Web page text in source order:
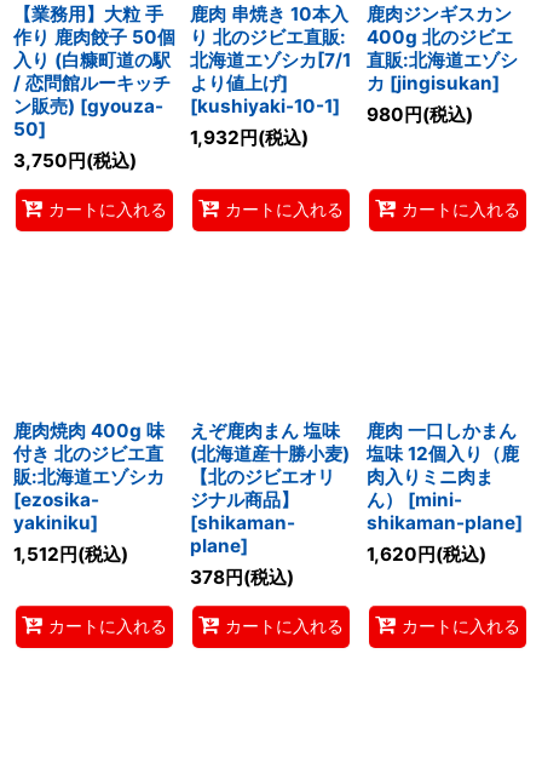
【業務用】大粒 手
作り 鹿肉餃子 50個
入り (白糠町道の駅
/ 恋問館ルーキッチ
ン販売) [gyouza-
50]
3,750円(税込)
カートに入れる
鹿肉 串焼き 10本入
り 北のジビエ直販:
北海道エゾシカ[7/1
より値上げ]
[kushiyaki-10-1]
1,932円(税込)
カートに入れる
鹿肉ジンギスカン
400g 北のジビエ
直販:北海道エゾシ
カ [jingisukan]
980円(税込)
カートに入れる
鹿肉焼肉 400g 味
付き 北のジビエ直
販:北海道エゾシカ
[ezosika-
yakiniku]
1,512円(税込)
カートに入れる
えぞ鹿肉まん 塩味
(北海道産十勝小麦)
【北のジビエオリ
ジナル商品】
[shikaman-
plane]
378円(税込)
カートに入れる
鹿肉 一口しかまん
塩味 12個入り（鹿
肉入りミニ肉ま
ん）
[mini-
shikaman-plane]
1,620円(税込)
カートに入れる